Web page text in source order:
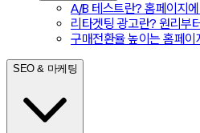
A/B 테스트란? 홈페이지
리타겟팅 광고란? 원리부
구매전환율 높이는 홈페
SEO & 마케팅